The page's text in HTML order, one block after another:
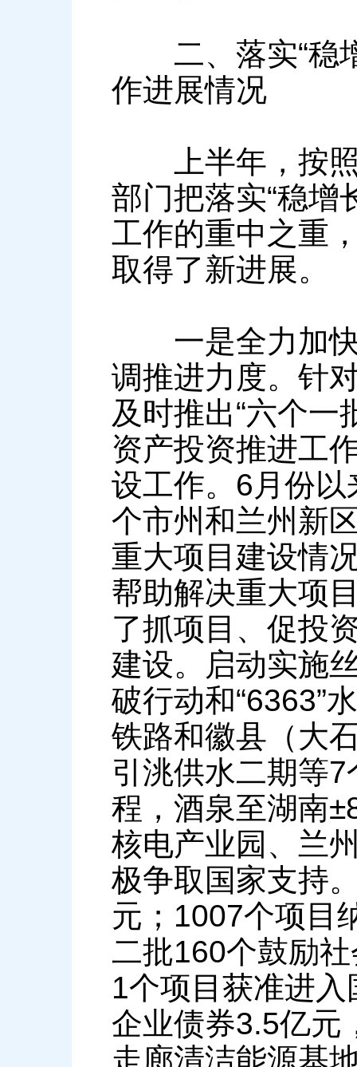
二、落实“稳增
作进展情况
上半年，按照
部门把落实“稳增
工作的重中之重
取得了新进展。
一是全力加快
调推进力度。针
及时推出“六个一
资产投资推进工
设工作。6月份
个市州和兰州新
重大项目建设情
帮助解决重大项
了抓项目、促投
建设。启动实施
破行动和“6363”
铁路和徽县（大
引洮供水二期等
程，酒泉至湖南
核电产业园、兰
极争取国家支持
元；1007个项目
二批160个鼓励
1个项目获准进
企业债券3.5亿元
走廊清洁能源基